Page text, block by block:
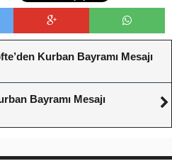
Kurban Bayramı Mesajı
Bayramı Mesajı